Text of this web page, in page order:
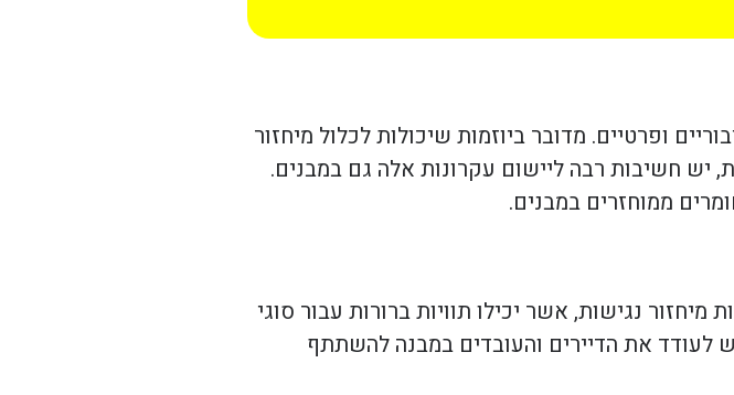
ופרטיים. מדובר ביוזמות שיכולות לכלול מיחזור
יש חשיבות רבה ליישום עקרונות אלה גם במבנים.
ממוחזרים במבנים.
נגישות, אשר יכילו תוויות ברורות עבור סוגי
לעודד את הדיירים והעובדים במבנה להשתתף